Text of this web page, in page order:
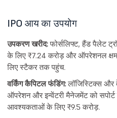
IPO आय का उपयोग
उपकरण खरीद: फोर्सलिफ्ट, हैंड पैलेट
के लिए ₹7.24 करोड़ और ऑपरेशनल
लिए स्टैकर तक पहुंच.
वर्किंग कैपिटल फंडिंग: लॉजिस्टिक्स और
ऑपरेशन और इन्वेंटरी मैनेजमेंट को सपोर्ट
आवश्यकताओं के लिए ₹9.5 करोड़.